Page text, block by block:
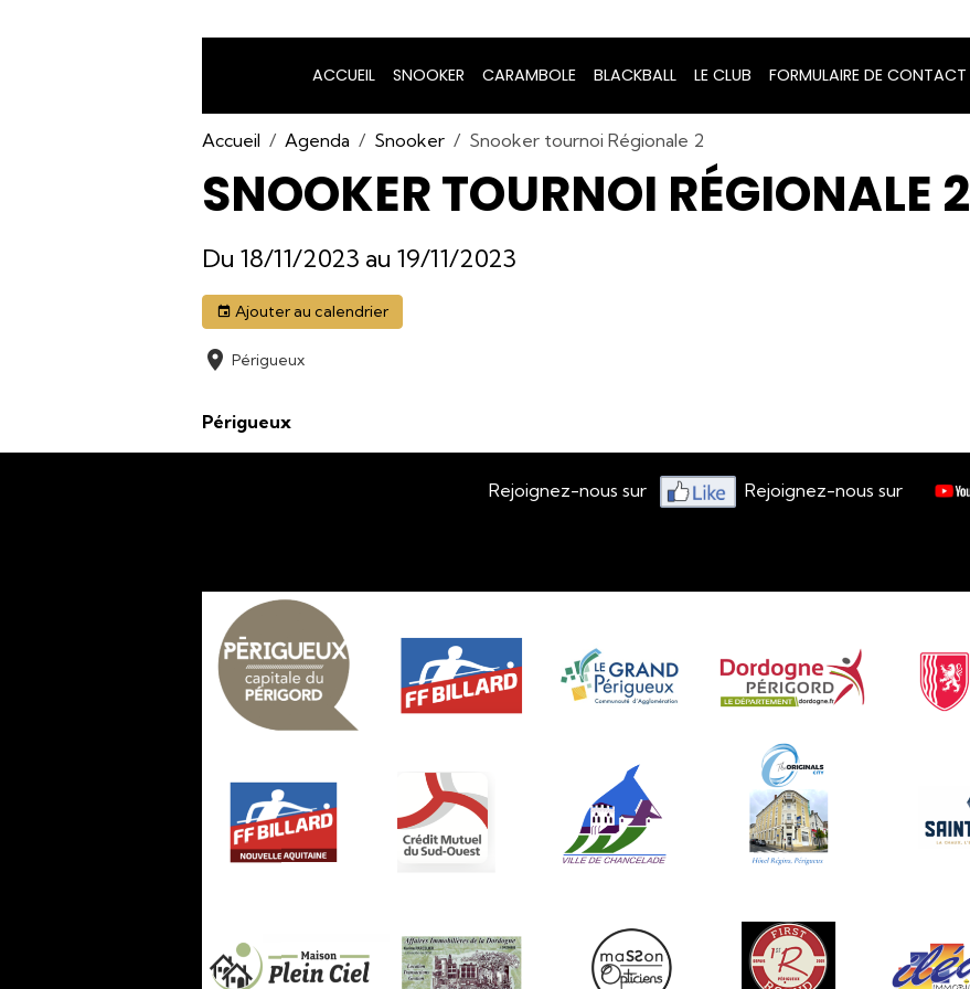
ACCUEIL SNOOKER CARAMBOLE BLACKBALL LE CLUB FORMULAIRE DE CONTACT
Accueil Agenda Snooker Snooker tournoi Régionale 2
SNOOKER TOURNOI RÉGIONALE 2
Du 18/11/2023 au 19/11/2023
Ajouter au calendrier
Périgueux
Périgueux
Rejoignez-nous sur Rejoignez-nous sur